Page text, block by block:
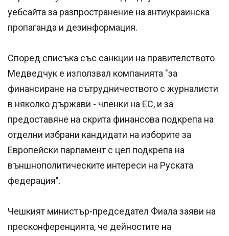
уебсайта за разпространение на антиукраинска
пропаганда и дезинформация.
Според списъка със санкции на правителството
Медведчук е използвал компанията "за
финансиране на сътрудничеството с журналисти
в няколко държави - членки на ЕС, и за
предоставяне на скрита финансова подкрепа на
отделни избрани кандидати на изборите за
Европейски парламент с цел подкрепа на
външнополитическите интереси на Руската
федерация".
Чешкият министър-председател Фиала заяви на
пресконференцията, че дейностите на